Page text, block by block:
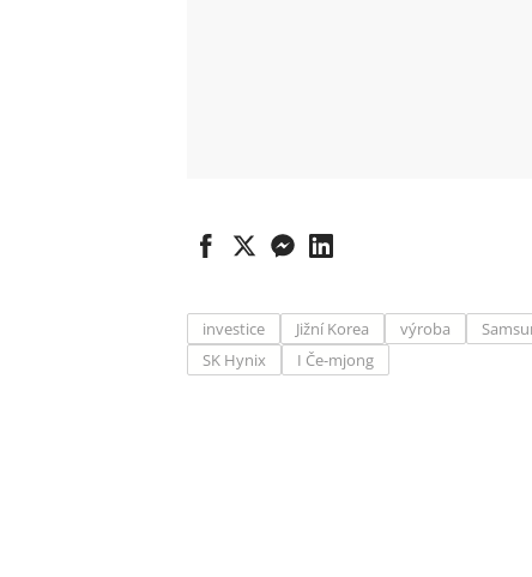
investice Jižní Korea výroba
SK Hynix
I Če-mjong